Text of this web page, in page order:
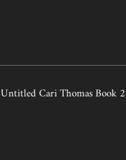
Untitled Cari Thomas Book 2